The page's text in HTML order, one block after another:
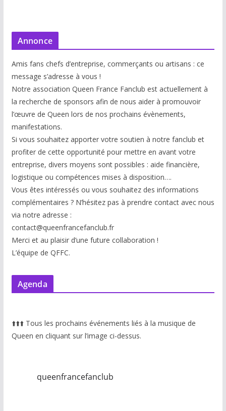
Annonce
Amis fans chefs d’entreprise, commerçants ou artisans : ce
message s’adresse à vous !
Notre association Queen France Fanclub est actuellement à
la recherche de sponsors afin de nous aider à promouvoir
l’œuvre de Queen lors de nos prochains évènements,
manifestations.
Si vous souhaitez apporter votre soutien à notre fanclub et
profiter de cette opportunité pour mettre en avant votre
entreprise, divers moyens sont possibles : aide financière,
logistique ou compétences mises à disposition….
Vous êtes intéressés ou vous souhaitez des informations
complémentaires ? N’hésitez pas à prendre contact avec nous
via notre adresse :
contact@queenfrancefanclub.fr
Merci et au plaisir d’une future collaboration !
L’équipe de QFFC.
Agenda
⬆️⬆️⬆️ Tous les prochains événements liés à la musique de
Queen en cliquant sur l’image ci-dessus.
queenfrancefanclub